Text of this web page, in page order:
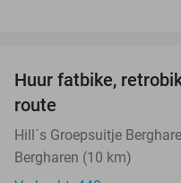
Huur fatbike,
route
Hill´s Groepsuitje
Bergharen (10 km)